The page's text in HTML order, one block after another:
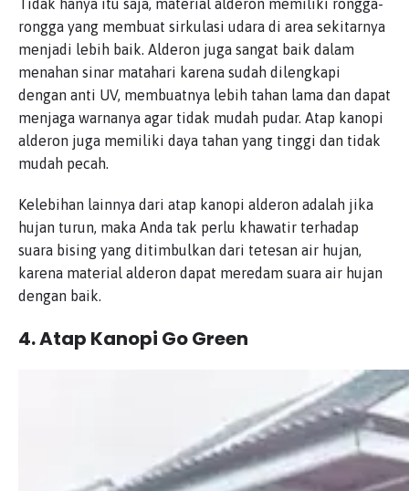
Tidak hanya itu saja, material alderon memiliki rongga-
rongga yang membuat sirkulasi udara di area sekitarnya
menjadi lebih baik. Alderon juga sangat baik dalam
menahan sinar matahari karena sudah dilengkapi
dengan anti UV, membuatnya lebih tahan lama dan dapat
menjaga warnanya agar tidak mudah pudar. Atap kanopi
alderon juga memiliki daya tahan yang tinggi dan tidak
mudah pecah.
Kelebihan lainnya dari atap kanopi alderon adalah jika
hujan turun, maka Anda tak perlu khawatir terhadap
suara bising yang ditimbulkan dari tetesan air hujan,
karena material alderon dapat meredam suara air hujan
dengan baik.
4. Atap Kanopi Go Green